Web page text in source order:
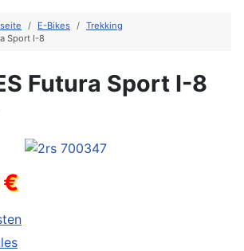
E-Bikes
Trekking
Sport I-8
Futura Sport I-8